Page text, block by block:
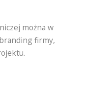
można w
firmy,